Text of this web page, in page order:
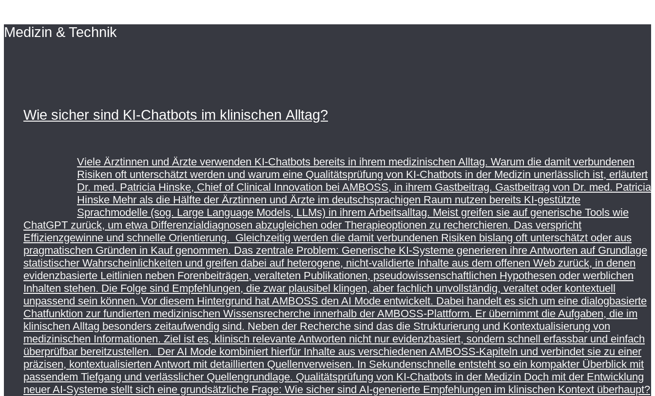
Medizin & Technik
Wie sicher sind KI-Chatbots im klinischen Alltag?
Viele Ärztinnen und Ärzte verwenden KI-Chatbots bereits in ihrem medizinischen Alltag. Warum die damit verbundenen
Risiken oft unterschätzt werden und warum eine Qualitätsprüfung von KI-Chatbots in der Medizin unerlässlich ist, erläutert
Dr. med. Patricia Hinske, Chief of Clinical Innovation bei AMBOSS, in ihrem Gastbeitrag. Gastbeitrag von Dr. med. Patricia
Hinske Mehr als die Hälfte der Ärztinnen und Ärzte im deutschsprachigen Raum nutzen bereits KI-gestützte
Sprachmodelle (sog. Large Language Models, LLMs) in ihrem Arbeitsalltag. Meist greifen sie auf generische Tools wie
ChatGPT zurück, um etwa Differenzialdiagnosen abzugleichen oder Therapieoptionen zu recherchieren. Das verspricht
Effizienzgewinne und schnelle Orientierung. Gleichzeitig werden die damit verbundenen Risiken bislang oft unterschätzt oder aus
pragmatischen Gründen in Kauf genommen. Das zentrale Problem: Generische KI-Systeme generieren ihre Antworten auf Grundlage
statistischer Wahrscheinlichkeiten und greifen dabei auf heterogene, nicht-validierte Inhalte aus dem offenen Web zurück, in denen
evidenzbasierte Leitlinien neben Forenbeiträgen, veralteten Publikationen, pseudowissenschaftlichen Hypothesen oder werblichen
Inhalten stehen. Die Folge sind Empfehlungen, die zwar plausibel klingen, aber fachlich unvollständig, veraltet oder kontextuell
unpassend sein können. Vor diesem Hintergrund hat AMBOSS den AI Mode entwickelt. Dabei handelt es sich um eine dialogbasierte
Chatfunktion zur fundierten medizinischen Wissensrecherche innerhalb der AMBOSS-Plattform. Er übernimmt die Aufgaben, die im
klinischen Alltag besonders zeitaufwendig sind. Neben der Recherche sind das die Strukturierung und Kontextualisierung von
medizinischen Informationen. Ziel ist es, klinisch relevante Antworten nicht nur evidenzbasiert, sondern schnell erfassbar und einfach
überprüfbar bereitzustellen. Der AI Mode kombiniert hierfür Inhalte aus verschiedenen AMBOSS-Kapiteln und verbindet sie zu einer
präzisen, kontextualisierten Antwort mit detaillierten Quellenverweisen. In Sekundenschnelle entsteht so ein kompakter Überblick mit
passendem Tiefgang und verlässlicher Quellengrundlage. Qualitätsprüfung von KI-Chatbots in der Medizin Doch mit der Entwicklung
neuer AI-Systeme stellt sich eine grundsätzliche Frage: Wie sicher sind AI-generierte Empfehlungen im klinischen Kontext überhaupt?